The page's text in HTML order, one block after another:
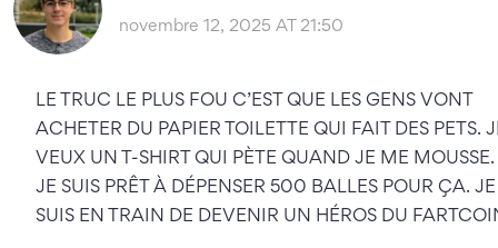
novembre 12, 2025 AT 21:50
LE TRUC LE PLUS FOU C’EST QUE LES GENS VONT
ACHETER DU PAPIER TOILETTE QUI FAIT DES PETS.
VEUX UN T-SHIRT QUI PÈTE QUAND JE ME MOUSSE.
JE SUIS PRÊT À DÉPENSER 500 BALLES POUR ÇA. JE
SUIS EN TRAIN DE DEVENIR UN HÉROS DU